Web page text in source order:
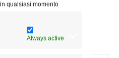
qualsiasi momento
Always active